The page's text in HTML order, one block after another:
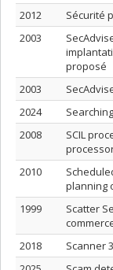
2012
Sécurité
2003
proposé
2003
2024
2008
SCIL
2010
planning
1999
Scatter
2018
Scanner